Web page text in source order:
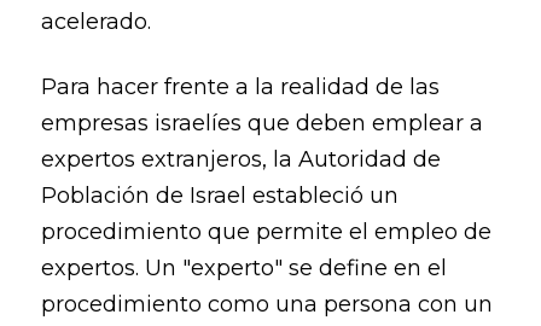
acelerado.
Para hacer frente a la realidad de las
empresas israelíes que deben emplear a
expertos extranjeros, la Autoridad de
Población de Israel estableció un
procedimiento que permite el empleo de
expertos. Un "experto" se define en el
procedimiento como una persona con un